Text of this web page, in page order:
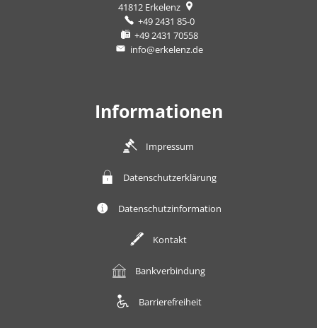
41812 Erkelenz
+49 2431 85-0
+49 2431 70558
info@erkelenz.de
Informationen
Impressum
Datenschutzerklärung
Datenschutzinformation
Kontakt
Bankverbindung
Barrierefreiheit